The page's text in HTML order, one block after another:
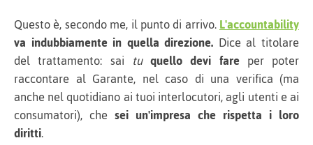
Questo è, secondo me, il punto di arrivo.L'accountability
va indubbiamente in quella direzione. Dice al titolare
del trattamento: sai tu quello devi fareper poter
raccontare al Garante, nel caso di una verifica (ma
anche nel quotidiano ai tuoi interlocutori, agli utenti e ai
consumatori), che sei un'impresa che rispetta i loro
diritti.